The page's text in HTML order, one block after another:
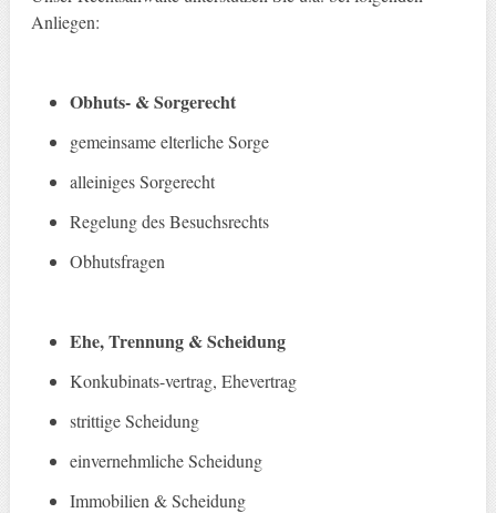
Anliegen:
Obhuts- & Sorgerecht
gemeinsame elterliche Sorge
alleiniges Sorgerecht
Regelung des Besuchsrechts
Obhutsfragen
Ehe, Trennung & Scheidung
Konkubinats-vertrag, Ehevertrag
strittige Scheidung
einvernehmliche Scheidung
Immobilien & Scheidung